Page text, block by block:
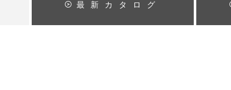
最新カタログ